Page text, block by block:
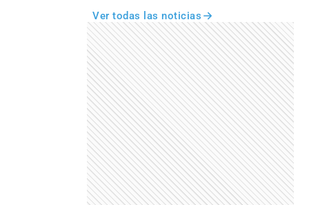
Ver todas las noticias